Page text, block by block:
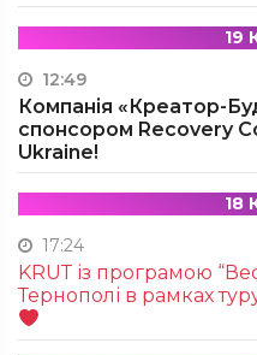
19
12:49
Компанія «Креатор-
спонсором Recovery
Ukraine!
18
17:24
KRUТ із програмою
Тернополі в рамках